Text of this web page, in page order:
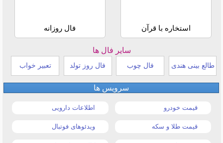
استخاره با قرآن فال روزانه
سایر فال ها
طالع بینی هندی فال چوب فال روز تولد تعبیر خواب
سرویس ها
قیمت خودرو اطلاعات دارویی
قیمت طلا و سکه ویدئوهای فوتبال